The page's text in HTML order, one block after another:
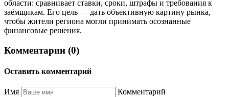
области: сравнивает ставки, сроки, штрафы и требования к
заёмщикам. Его цель — дать объективную картину рынка,
чтобы жители региона могли принимать осознанные
финансовые решения.
Комментарии (0)
Оставить комментарий
Имя Комментарий